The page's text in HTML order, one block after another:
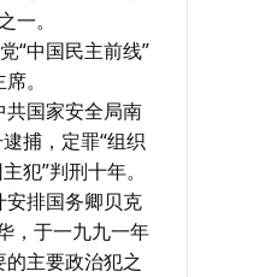
一。
“中国民主前线”
。
国家安全局南
捕，定罪“组织
犯”判刑十年。
安排国务卿贝克
，于一九九一年
主要政治犯之